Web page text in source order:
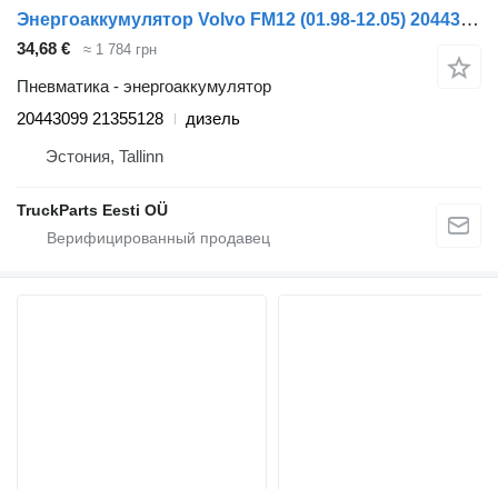
Энергоаккумулятор Volvo FM12 (01.98-12.05) 20443099 для тягача Volvo FM7-FM12, FM, FMX (1998-2014)
34,68 € ≈ 1 784 грн
Пневматика - энергоаккумулятор
20443099 21355128
дизель
Эстония, Tallinn
TruckParts Eesti OÜ